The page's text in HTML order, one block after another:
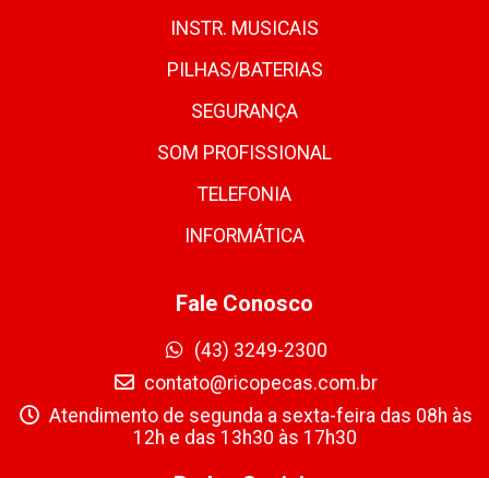
INSTR. MUSICAIS
PILHAS/BATERIAS
SEGURANÇA
SOM PROFISSIONAL
TELEFONIA
INFORMÁTICA
Fale Conosco
(43) 3249-2300
contato@ricopecas.com.br
Atendimento de segunda a sexta-feira das 08h às
12h e das 13h30 às 17h30